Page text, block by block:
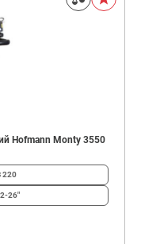
Hofmann Monty 3550
220
26"